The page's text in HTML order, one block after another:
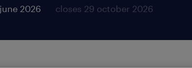
2026 closes 29 october 2026